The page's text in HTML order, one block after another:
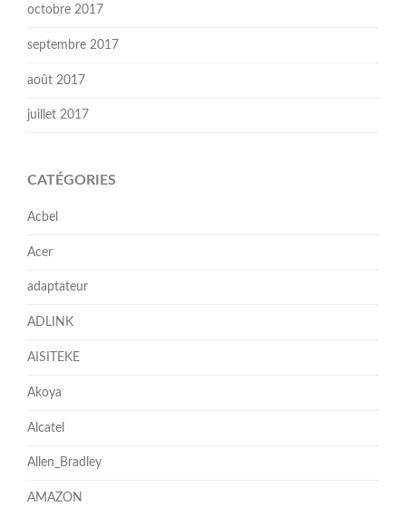
octobre 2017
septembre 2017
août 2017
juillet 2017
CATÉGORIES
Acbel
Acer
adaptateur
ADLINK
AISITEKE
Akoya
Alcatel
Allen_Bradley
AMAZON